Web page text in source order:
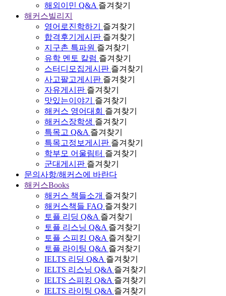
해외이민 Q&A 즐겨찾기
해커스빌리지
영어로진학하기
즐겨찾기
합격후기게시판 즐겨찾기
지구촌 특파원 즐겨찾기
유학 멘토 칼럼 즐겨찾기
스터디모집게시판 즐겨찾기
사고팔고게시판 즐겨찾기
자유게시판 즐겨찾기
맛있는이야기
즐겨찾기
해커스 영어대회 즐겨찾기
해커스장학생 즐겨찾기
특목고 Q&A 즐겨찾기
특목고정보게시판 즐겨찾기
학부모 어울림터 즐겨찾기
군대게시판 즐겨찾기
문의사항/해커스에 바란다
해커스Books
해커스 책들소개 즐겨찾기
해커스책들 FAQ 즐겨찾기
토플 리딩 Q&A 즐겨찾기
토플 리스닝 Q&A 즐겨찾기
토플 스피킹 Q&A 즐겨찾기
토플 라이팅 Q&A 즐겨찾기
IELTS 리딩 Q&A 즐겨찾기
IELTS 리스닝 Q&A 즐겨찾기
IELTS 스피킹 Q&A 즐겨찾기
IELTS 라이팅 Q&A 즐겨찾기